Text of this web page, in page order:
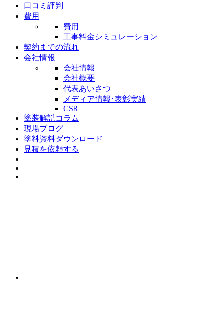
口コミ評判
費用
費用
工事料金シミュレーション
契約までの流れ
会社情報
会社情報
会社概要
代表あいさつ
メディア情報･表彰実績
CSR
塗装解説コラム
現場ブログ
塗料資料ダウンロード
見積を依頼する